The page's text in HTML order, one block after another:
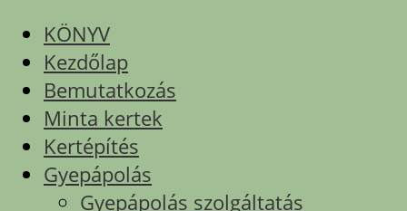
KÖNYV
Kezdőlap
Bemutatkozás
Minta kertek
Kertépítés
Gyepápolás
Gyepápolás szolgáltatás